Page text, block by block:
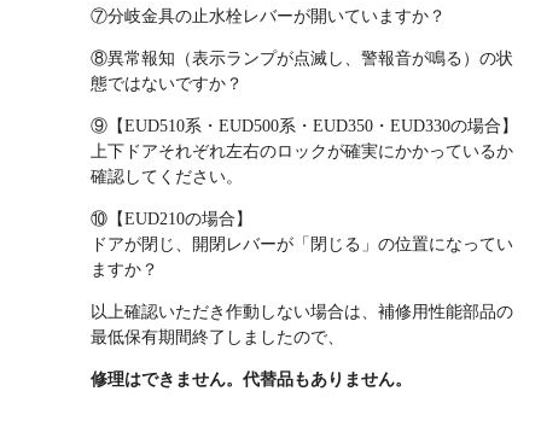
⑦分岐金具の止水栓レバーが開いていますか？
⑧異常報知（表示ランプが点滅し、警報音が鳴る）の状
態ではないですか？
⑨【EUD510系・EUD500系・EUD350・EUD330の場合】
上下ドアそれぞれ左右のロックが確実にかかっているか
確認してください。
⑩【EUD210の場合】
ドアが閉じ、開閉レバーが「閉じる」の位置になってい
ますか？
以上確認いただき作動しない場合は、補修用性能部品の
最低保有期間終了しましたので、
修理はできません。代替品もありません。